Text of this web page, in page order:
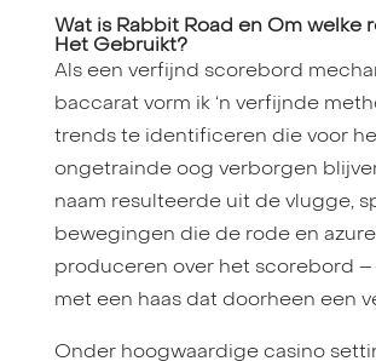
Wat is Rabbit Road en Om welke
Het Gebruikt?
Als een verfijnd scorebord
baccarat vorm ik ‘n verfijnde
trends te identificeren die voor
ongetrainde oog verborgen
naam resulteerde uit de vlugge,
bewegingen die de rode en
produceren over het scorebord –
met een haas dat doorheen een
Onder hoogwaardige casino